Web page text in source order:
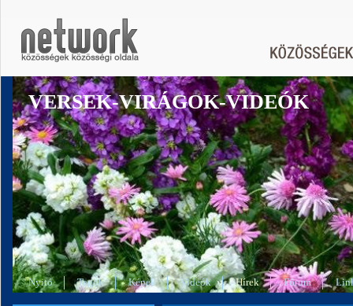
VERSEK-VIRÁGOK-VIDEÓK
Nyitó Tagok Képek Videók Hírek Fórum